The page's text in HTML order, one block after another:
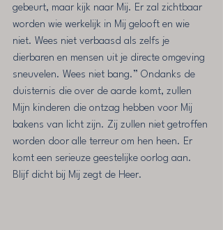
gebeurt, maar kijk naar Mij. Er zal zichtbaar
worden wie werkelijk in Mij gelooft en wie
niet. Wees niet verbaasd als zelfs je
dierbaren en mensen uit je directe omgeving
sneuvelen. Wees niet bang.” Ondanks de
duisternis die over de aarde komt, zullen
Mijn kinderen die ontzag hebben voor Mij
bakens van licht zijn. Zij zullen niet getroffen
worden door alle terreur om hen heen. Er
komt een serieuze geestelijke oorlog aan.
Blijf dicht bij Mij zegt de Heer.